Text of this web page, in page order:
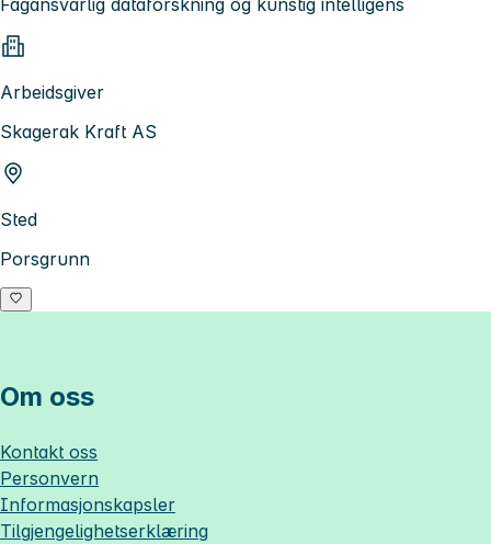
Fagansvarlig dataforskning og kunstig intelligens
Arbeidsgiver
Skagerak Kraft AS
Sted
Porsgrunn
Om oss
Kontakt oss
Personvern
Informasjonskapsler
Tilgjengelighetserklæring